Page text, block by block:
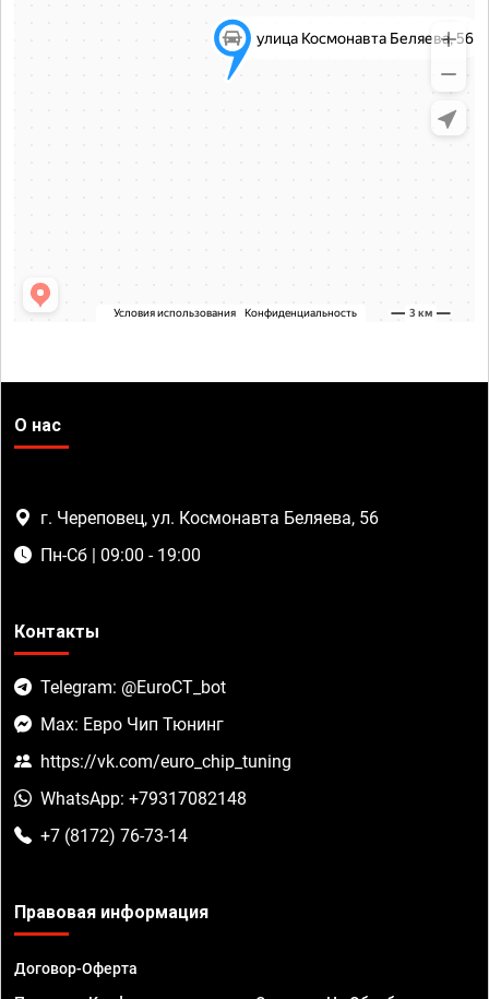
О нас
г. Череповец, ул. Космонавта Беляева, 56
Пн-Сб | 09:00 - 19:00
Контакты
Telegram: @EuroCT_bot
Max: Евро Чип Тюнинг
https://vk.com/euro_chip_tuning
WhatsApp: +79317082148
+7 (8172) 76-73-14
Правовая информация
Договор-Оферта